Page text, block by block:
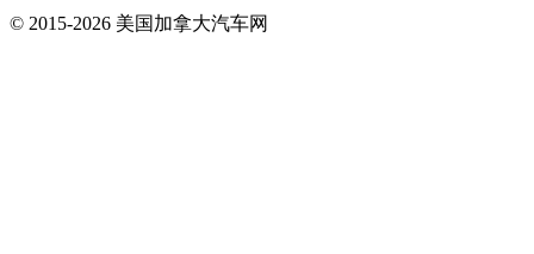
© 2015-2026 美国加拿大汽车网